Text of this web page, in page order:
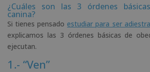
¿Cuáles son las 3 órdenes
canina?
Si tienes pensadoestudiar para ser
explicamos las 3 órdenes básicas de
ejecutan.
1.- “Ven”